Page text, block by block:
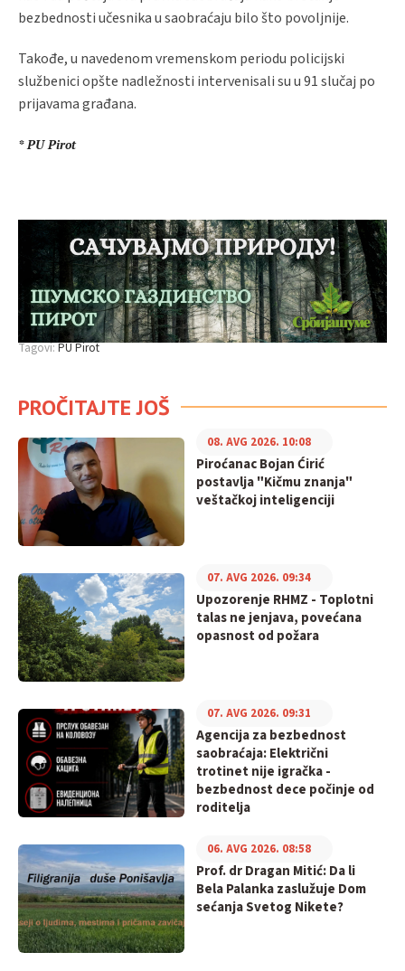
bezbednosti učesnika u saobraćaju bilo što povoljnije.
Takođe, u navedenom vremenskom periodu policijski
službenici opšte nadležnosti intervenisali su u 91 slučaj po
prijavama građana.
* PU Pirot
Tagovi:PU Pirot
PROČITAJTE JOŠ
Piroćanac Bojan Ćirić
postavlja "Kičmu znanja"
veštačkoj inteligenciji
08. AVG 2026. 10:08
Upozorenje RHMZ - Toplotni
talas ne jenjava, povećana
opasnost od požara
07. AVG 2026. 09:34
Agencija za bezbednost
saobraćaja: Električni
trotinet nije igračka -
bezbednost dece počinje od
roditelja
07. AVG 2026. 09:31
Prof. dr Dragan Mitić: Da li
Bela Palanka zaslužuje Dom
sećanja Svetog Nikete?
06. AVG 2026. 08:58